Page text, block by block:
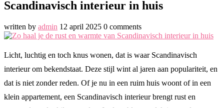
Scandinavisch interieur in huis
written by admin 12 april 2025 0 comments
Licht, luchtig en toch knus wonen, dat is waar Scandinavisch
interieur om bekendstaat. Deze stijl wint al jaren aan populariteit, en
dat is niet zonder reden. Of je nu in een ruim huis woont of in een
klein appartement, een Scandinavisch interieur brengt rust en